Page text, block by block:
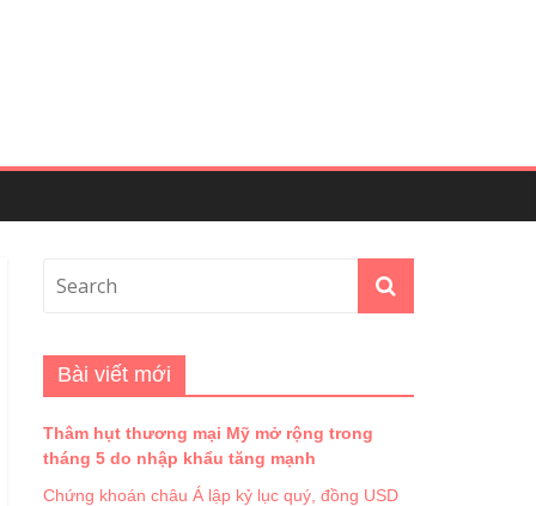
Bài viết mới
Thâm hụt thương mại Mỹ mở rộng trong
tháng 5 do nhập khẩu tăng mạnh
Chứng khoán châu Á lập kỷ lục quý, đồng USD